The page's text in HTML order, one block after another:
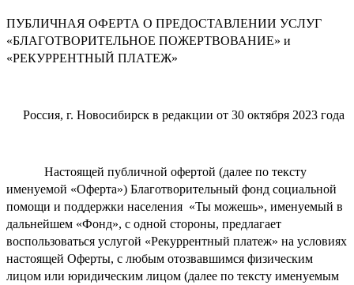
ПУБЛИЧНАЯ ОФЕРТА О ПРЕДОСТАВЛЕНИИ УСЛУГ
«БЛАГОТВОРИТЕЛЬНОЕ ПОЖЕРТВОВАНИЕ» и
«РЕКУРРЕНТНЫЙ ПЛАТЕЖ»
Россия, г. Новосибирск в редакции от 30 октября 2023 года
Настоящей публичной офертой (далее по тексту
именуемой «Оферта») Благотворительный фонд социальной
помощи и поддержки населения «Ты можешь», именуемый в
дальнейшем «Фонд», с одной стороны, предлагает
воспользоваться услугой «Рекуррентный платеж» на условиях
настоящей Оферты, с любым отозвавшимся физическим
лицом или юридическим лицом (далее по тексту именуемым